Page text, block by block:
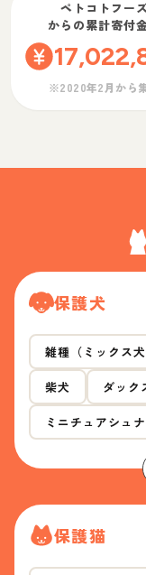
ペトコトフー
からの累計寄付
※2020年2月から
保護犬
雑種（ミックス犬
柴犬 ダック
ミニチュアシュ
保護猫